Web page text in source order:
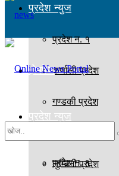
प्रदेश न्युज
प्रदेश न. १
कर्णाली प्रदेश
गण्डकी प्रदेश
लुम्बिनी प्रदेश
होमपेज
प्रदेश न्युज
प्रदेश न. १